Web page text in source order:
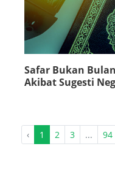
Safar Bukan
Akibat Sugesti
‹ 1 2 3 ... 94